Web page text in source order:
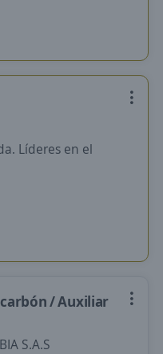
Líderes en el
/ Auxiliar
S.A.S